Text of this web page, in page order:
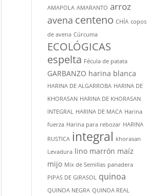
AMAPOLA AMARANTO arroz
avena centeno CHÍA copos
de avena Cúrcuma
ECOLÓGICAS
espelta Fécula de patata
GARBANZO harina blanca
HARINA DE ALGARROBA HARINA DE
KHORASAN HARINA DE KHORASAN
INTEGRAL HARINA DE MACA Harina
fuerza Harina para rebozar HARINA
RUSTICA integral khorasan
Levadura lino marrón maíz
mijo Mix de Semillas panadera
PIPAS DE GIRASOL quinoa
QUINOA NEGRA QUINOA REAL